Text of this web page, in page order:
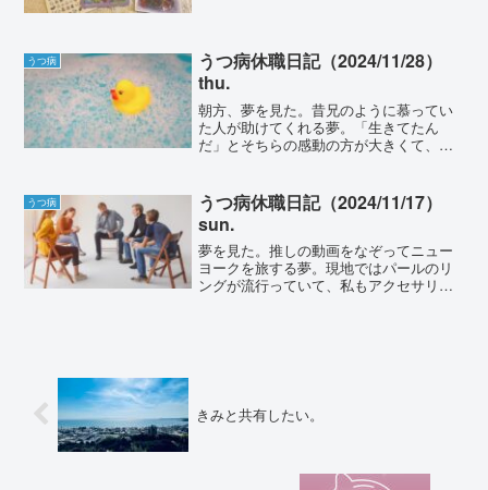
てくれると...
うつ病
うつ病休職日記（2024/11/28）
thu.
朝方、夢を見た。昔兄のように慕ってい
た人が助けてくれる夢。「生きてたん
だ」とそちらの感動の方が大きくて、底
ているなと思う。アラームが鳴る前に目
が覚めた。うつらうつらしな...
うつ病
うつ病休職日記（2024/11/17）
sun.
夢を見た。推しの動画をなぞってニュー
ヨークを旅する夢。現地ではパールのリ
ングが流行っていて、私もアクセサリー
きみと共有したい。